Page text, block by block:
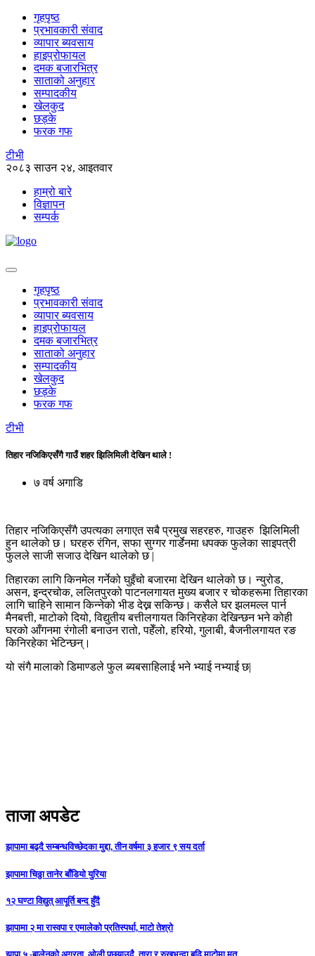
गृहपृष्ठ
प्रभावकारी संवाद
व्यापार ब्यवसाय
हाइप्रोफायल
दमक बजारभित्र
साताको अनुहार
सम्पादकीय
खेलकुद
छड्के
फरक गफ
टीभी
२०८३ साउन २४, आइतवार
हाम्रो बारे
विज्ञापन
सम्पर्क
गृहपृष्ठ
प्रभावकारी संवाद
व्यापार ब्यवसाय
हाइप्रोफायल
दमक बजारभित्र
साताको अनुहार
सम्पादकीय
खेलकुद
छड्के
फरक गफ
टीभी
तिहार नजिकिएसँगै गाउँ शहर झिलिमिली देखिन थाले !
७ वर्ष अगाडि
तिहार नजिकिएसँगै उपत्यका लगाएत सबै प्रमुख सहरहरु, गाउहरु झिलिमिली
हुन थालेको छ। घरहरु रंगिन, सफा सुग्गर गार्डेनमा धपक्क फुलेका साइपत्री
फुलले साजी सजाउ देखिन थालेको छ |
तिहारका लागि किनमेल गर्नेको घुइँचो बजारमा देखिन थालेको छ। न्युरोड,
असन, इन्द्रचोक, ललितपुरको पाटनलगायत मुख्य बजार र चोकहरूमा तिहारका
लागि चाहिने सामान किन्नेको भीड देख्न सकिन्छ। कसैले घर झलमल्ल पार्न
मैनबत्ती, माटोको दियो, विद्युतीय बत्तीलगायत किनिरहेका देखिन्छन भने कोही
घरको आँगनमा रंगोली बनाउन रातो, पहेँलो, हरियो, गुलाबी, बैजनीलगायत रङ
किनिरहेका भेटिन्छन्।
यो संगै मालाको डिमाण्डले फुल ब्यबसाहिलाई भने भ्याई नभ्याई छ|
ताजा अपडेट
झापामा बढ्दै सम्बन्धविच्छेदका मुद्दा, तीन वर्षमा ३ हजार ९ सय दर्ता
झापामा चिठ्ठा तानेर बाँडियो युरिया
१२ घण्टा विद्युत् आपूर्ति बन्द हुँदै
झापामा २ मा रास्वपा र एमालेको प्रतिस्पर्धा, माटो तेश्रो